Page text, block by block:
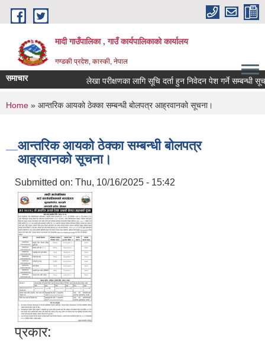
Skip to main content
मादी गाउँपालिका , गाउँ कार्यपालिकाको कार्यालय
गण्डकी प्रदेश, कास्की, नेपाल
समाचार लेखा परीक्षणका लागि सूचि दर्ता हुन निवेदन पेश गर्ने सम्बन्धी
You are here
Home » आन्तरिक आयको ठेक्का सम्बन्धी बोलपत्र आह्रवानको सूचना।
आन्तरिक आयको ठेक्का सम्बन्धी बोलपत्र
आह्रवानको सूचना।
Submitted on: Thu, 10/16/2025 - 15:42
प्रकार: